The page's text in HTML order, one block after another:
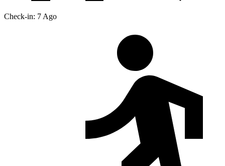
Check-in: 7 Ago